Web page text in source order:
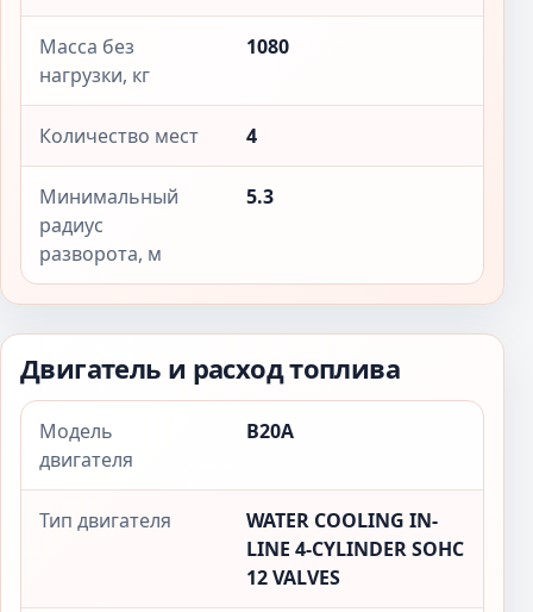
Масса без
нагрузки, кг
1080
Количество мест 4
Минимальный
радиус
разворота, м
5.3
Двигатель и расход топлива
Модель
двигателя
B20A
Тип двигателя
WATER COOLING IN-
LINE 4-CYLINDER SOHC
12 VALVES